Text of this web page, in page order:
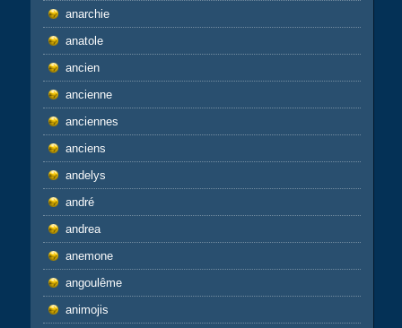
anarchie
anatole
ancien
ancienne
anciennes
anciens
andelys
andré
andrea
anemone
angoulême
animojis